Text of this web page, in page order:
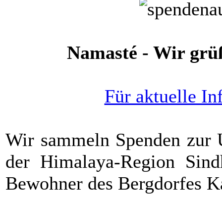
Namasté - Wir
Für aktuelle
Wir sammeln Spenden
der Himalaya-Region
Bewohner des Bergdorfes